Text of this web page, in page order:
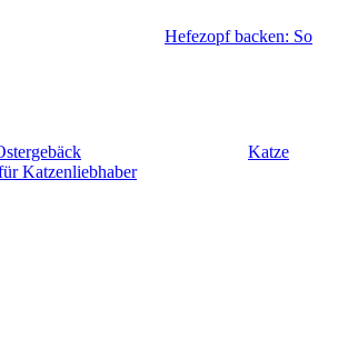
Hefezopf backen: So
Katze
Katzenliebhaber